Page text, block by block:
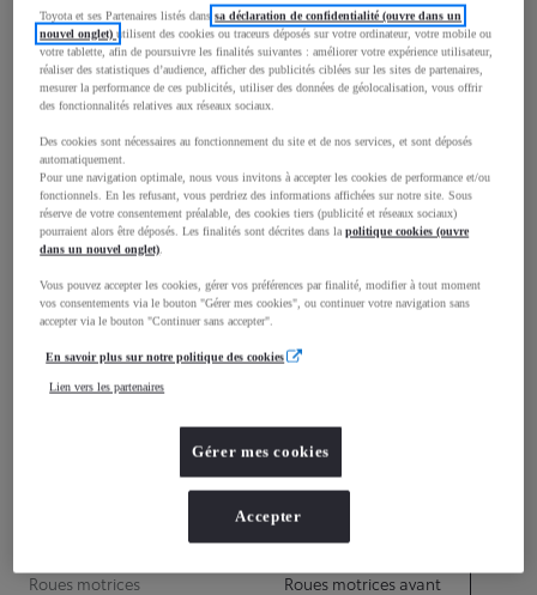
Largeur
1 740 mm
Consommation mixte
Consommation mixte 4,8L/100 km
Émissions CO2
Performances
Roues motrices
Roues motrices avant
Toyota et ses Partenaires listés danssa déclaration de confidentialité (ouvre dans un
nouvel onglet)utilisent des cookies ou traceurs déposés sur votre ordinateur, votre mobile ou
votre tablette, afin de poursuivre les finalités suivantes : améliorer votre expérience utilisateur,
réaliser des statistiques d’audience, afficher des publicités ciblées sur les sites de partenaires,
mesurer la performance de ces publicités, utiliser des données de géolocalisation, vous offrir
des fonctionnalités relatives aux réseaux sociaux.
Des cookies sont nécessaires au fonctionnement du site et de nos services, et sont déposés
automatiquement.
Pour une navigation optimale, nous vous invitons à accepter les cookies de performance et/ou
fonctionnels. En les refusant, vous perdriez des informations affichées sur notre site. Sous
réserve de votre consentement préalable, des cookies tiers (publicité et réseaux sociaux)
pourraient alors être déposés. Les finalités sont décrites dans lapolitique cookies (ouvre
dans un nouvel onglet).
Vous pouvez accepter les cookies, gérer vos préférences par finalité, modifier à tout moment
vos consentements via le bouton "Gérer mes cookies", ou continuer votre navigation sans
accepter via le bouton "Continuer sans accepter".
En savoir plus sur notre politique des cookies
Lien vers les partenaires
Gérer mes cookies
Accepter